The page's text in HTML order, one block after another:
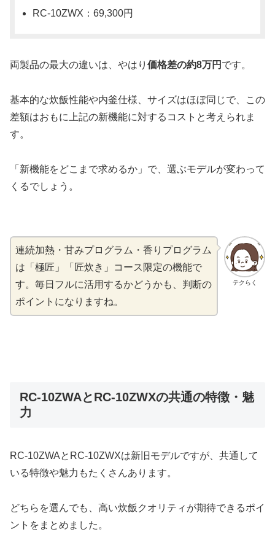
RC-10ZWX：69,300円
両製品の最大の違いは、やはり 価格差の約8万円 です。
基本的な炊飯性能や内釜仕様、サイズはほぼ同じで、この
差額はおもに上記の新機能に対するコストと考えられま
す。
「新機能をどこまで求めるか」で、選ぶモデルが変わって
くるでしょう。
テクらく
連続加熱・甘みプログラム・香りプログラム
は「極匠」「匠炊き」コース限定の機能で
す。毎日フルに活用するかどうかも、判断の
ポイントになりますね。
RC-10ZWAとRC-10ZWXの共通の特徴・魅
力
RC-10ZWAとRC-10ZWXは新旧モデルですが、共通して
いる特徴や魅力もたくさんあります。
どちらを選んでも、高い炊飯クオリティが期待できるポイ
ントをまとめました。